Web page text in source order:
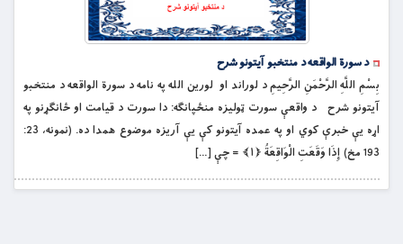
د سورة الواقعه د منتخبو آیتونو شرح
بِسْمِ اللَّهِ الرَّحْمَنِ الرَّحِيمِ د لوراند او لورين الله په نامه د سورة الواقعه د منتخبو
آیتونو شرح د واقعې سورت ټوليزه منځپانګه: دا سورت د قيامت او ځانګړنو په
اړه يې خبرې کوي او په عمده آيتونو کې يې آريزه موضوع همدا ده. (نمونه، 23:
193 مخ) إِذَا وَقَعَتِ الْوَاقِعَةُ ﴿۱﴾ = چې […]